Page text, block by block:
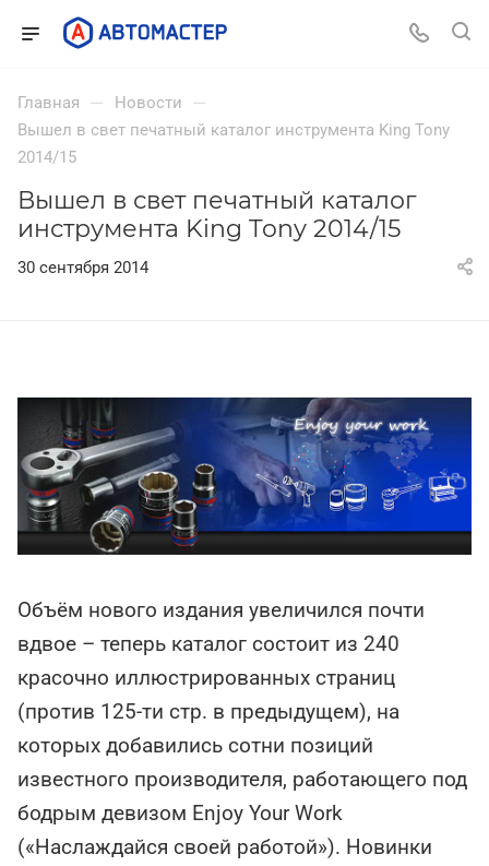
Главная — Новости —
Вышел в свет печатный каталог инструмента King Tony
2014/15
Вышел в свет печатный каталог
инструмента King Tony 2014/15
30 сентября 2014
Объём нового издания увеличился почти
вдвое – теперь каталог состоит из 240
красочно иллюстрированных страниц
(против 125-ти стр. в предыдущем), на
которых добавились сотни позиций
известного производителя, работающего под
бодрым девизом Enjoy Your Work
(«Наслаждайся своей работой»). Новинки